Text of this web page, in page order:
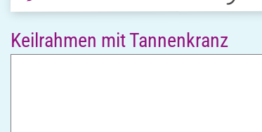
Keilrahmen mit Tannenkranz